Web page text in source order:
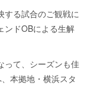
する試合のご観戦に
ンドOBによる生解
って、シーズンも佳
本拠地・横浜スタ